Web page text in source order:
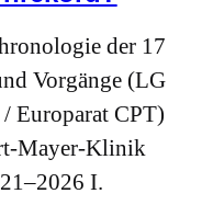
der 17
Vorgänge (LG
Europarat CPT)
I.